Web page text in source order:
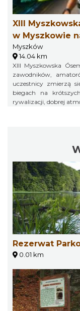
XIII
w Myszkowie
Myszków
14.04 km
XIII Myszkowska
zawodników,
uczestnicy zmierzą
biegach na
rywalizacji, dobrej
Rezerwat
0.01 km